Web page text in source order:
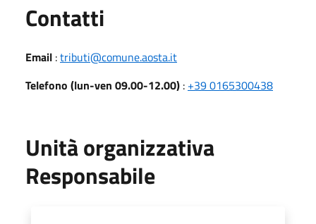
Contatti
Email :tributi@comune.aosta.it
Telefono (lun-ven 09.00-12.00) : +39 0165300438
Unità organizzativa
Responsabile